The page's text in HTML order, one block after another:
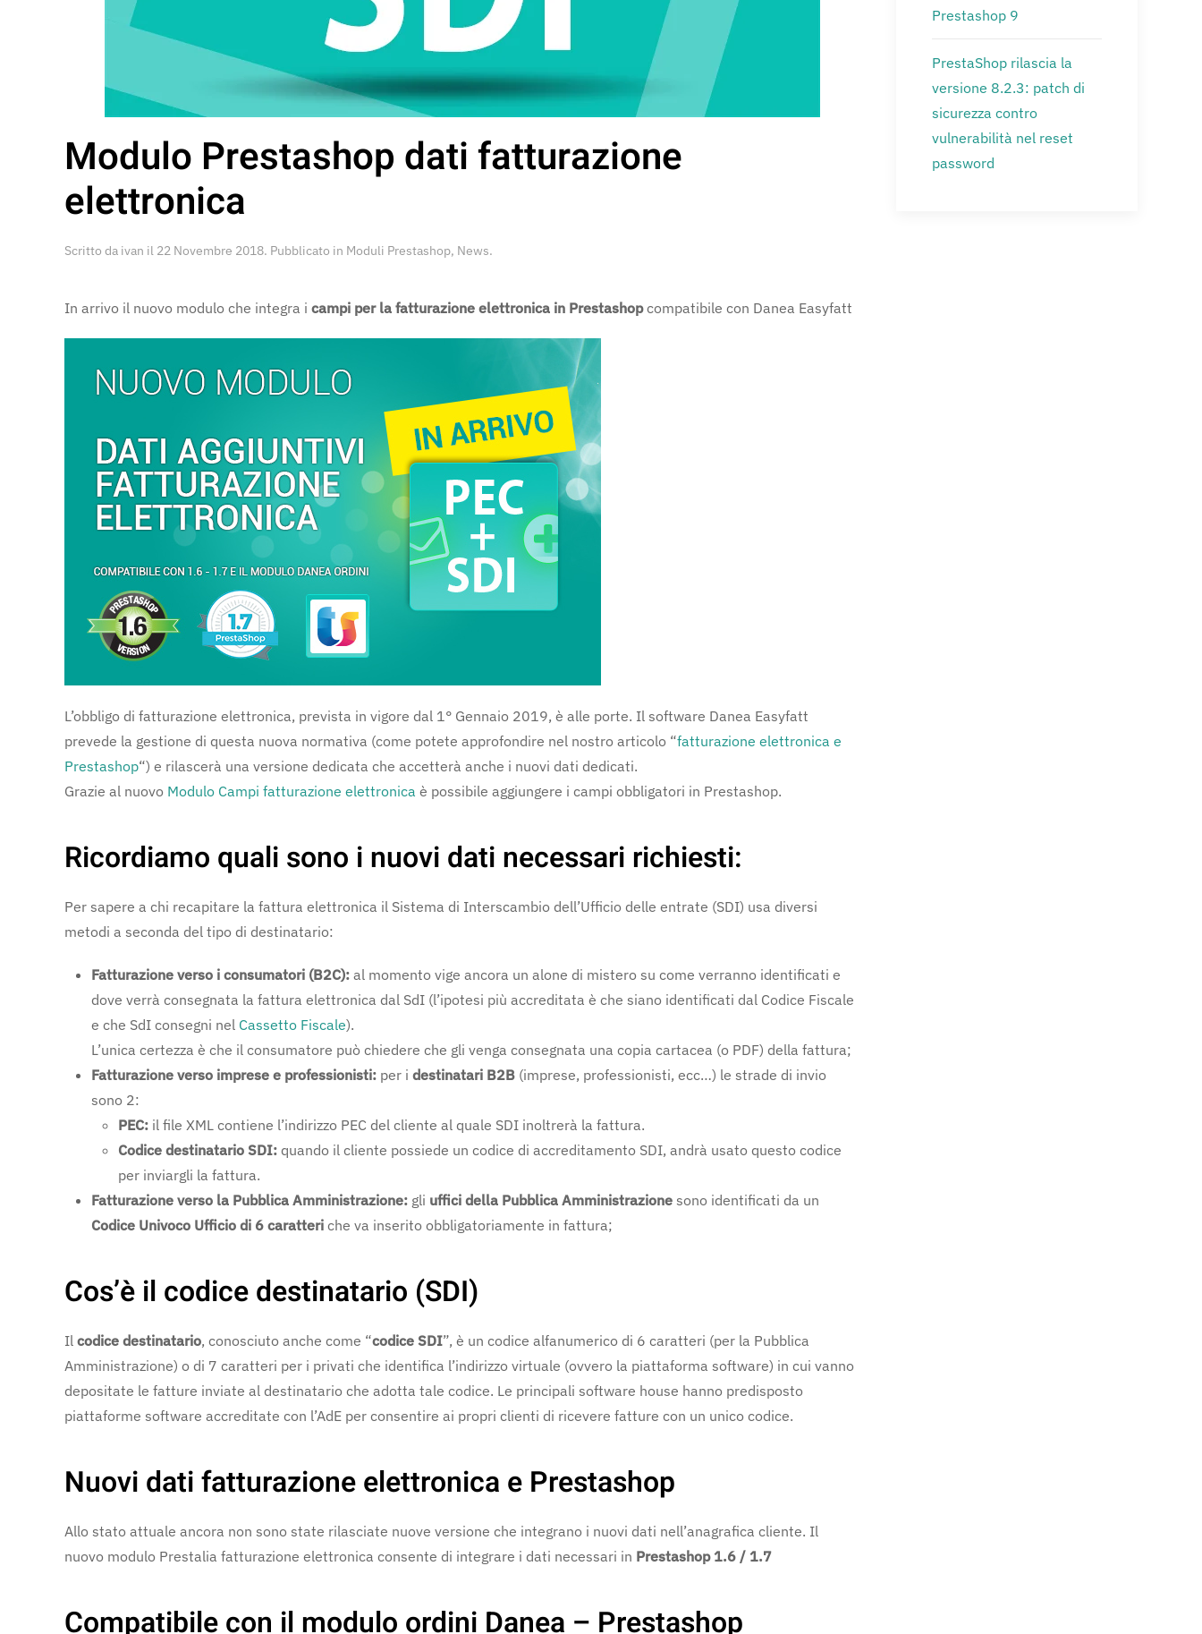
Modulo Prestashop dati fatturazione
elettronica
Scritto da ivan il 22 Novembre 2018. Pubblicato in Moduli Prestashop, News.
In arrivo il nuovo modulo che integra i campi per la fatturazione elettronica in Prestashopcompatibile con Danea Easyfatt
L’obbligo di fatturazione elettronica, prevista in vigore dal 1° Gennaio 2019, è alle porte. Il software Danea Easyfatt
prevede la gestione di questa nuova normativa (come potete approfondire nel nostro articolo “fatturazione elettronica e
Prestashop“) e rilascerà una versione dedicata che accetterà anche i nuovi dati dedicati.
Grazie al nuovo Modulo Campi fatturazione elettronica è possibile aggiungere i campi obbligatori in Prestashop.
Ricordiamo quali sono i nuovi dati necessari richiesti:
Per sapere a chi recapitare la fattura elettronica il Sistema di Interscambio dell’Ufficio delle entrate (SDI) usa diversi
metodi a seconda del tipo di destinatario:
Fatturazione verso i consumatori (B2C): al momento vige ancora un alone di mistero su come verranno identificati e
dove verrà consegnata la fattura elettronica dal SdI (l’ipotesi più accreditata è che siano identificati dal Codice Fiscale
e che SdI consegni nel Cassetto Fiscale).
L’unica certezza è che il consumatore può chiedere che gli venga consegnata una copia cartacea (o PDF) della fattura;
Fatturazione verso imprese e professionisti: per i destinatari B2B (imprese, professionisti, ecc…) le strade di invio
sono 2:
PEC: il file XML contiene l’indirizzo PEC del cliente al quale SDI inoltrerà la fattura.
Codice destinatario SDI: quando il cliente possiede un codice di accreditamento SDI, andrà usato questo codice
per inviargli la fattura.
Fatturazione verso la Pubblica Amministrazione: gli uffici della Pubblica Amministrazione sono identificati da un
Codice Univoco Ufficio di 6 caratteri che va inserito obbligatoriamente in fattura;
Cos’è il codice destinatario (SDI)
Il codice destinatario, conosciuto anche come “codice SDI”, è un codice alfanumerico di 6 caratteri (per la Pubblica
Amministrazione) o di 7 caratteri per i privati che identifica l’indirizzo virtuale (ovvero la piattaforma software) in cui vanno
depositate le fatture inviate al destinatario che adotta tale codice. Le principali software house hanno predisposto
piattaforme software accreditate con l’AdE per consentire ai propri clienti di ricevere fatture con un unico codice.
Nuovi dati fatturazione elettronica e Prestashop
Allo stato attuale ancora non sono state rilasciate nuove versione che integrano i nuovi dati nell’anagrafica cliente. Il
nuovo modulo Prestalia fatturazione elettronica consente di integrare i dati necessari in Prestashop 1.6 / 1.7
Compatibile con il modulo ordini Danea – Prestashop
Prestashop 9
PrestaShop rilascia la
versione 8.2.3: patch di
sicurezza contro
vulnerabilità nel reset
password